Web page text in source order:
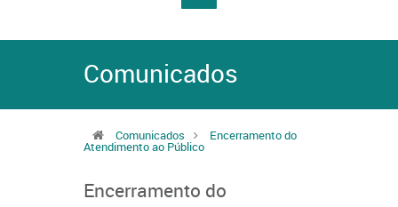
Comunicados
Comunicados Encerramento do
Atendimento ao Público
Encerramento do